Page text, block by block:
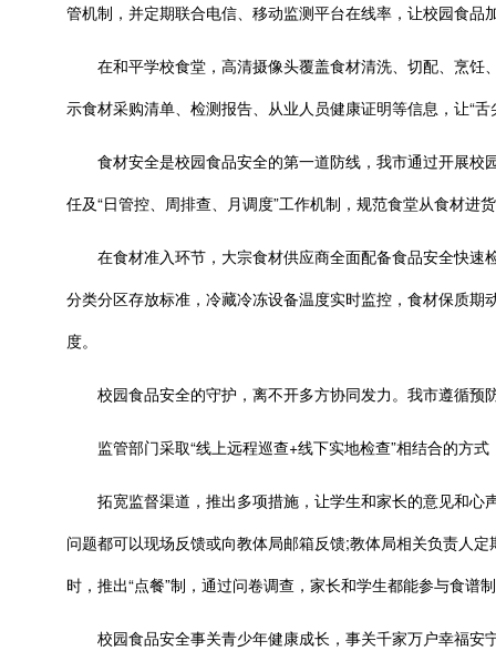
管机制，并定期联合电信、移动监测平台在线率，让校园食品
在和平学校食堂，高清摄像头覆盖食材清洗、切配、烹饪
示食材采购清单、检测报告、从业人员健康证明等信息，让“
食材安全是校园食品安全的第一道防线，我市通过开展校
任及“日管控、周排查、月调度”工作机制，规范食堂从食材进
在食材准入环节，大宗食材供应商全面配备食品安全快速
分类分区存放标准，冷藏冷冻设备温度实时监控，食材保质
度。
校园食品安全的守护，离不开多方协同发力。我市遵循预
监管部门采取“线上远程巡查+线下实地检查”相结合的方
拓宽监督渠道，推出多项措施，让学生和家长的意见和心
问题都可以现场反馈或向教体局邮箱反馈;教体局相关负责人
时，推出“点餐”制，通过问卷调查，家长和学生都能参与食谱
校园食品安全事关青少年健康成长，事关千家万户幸福安